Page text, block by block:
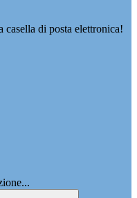
di posta elettronica!